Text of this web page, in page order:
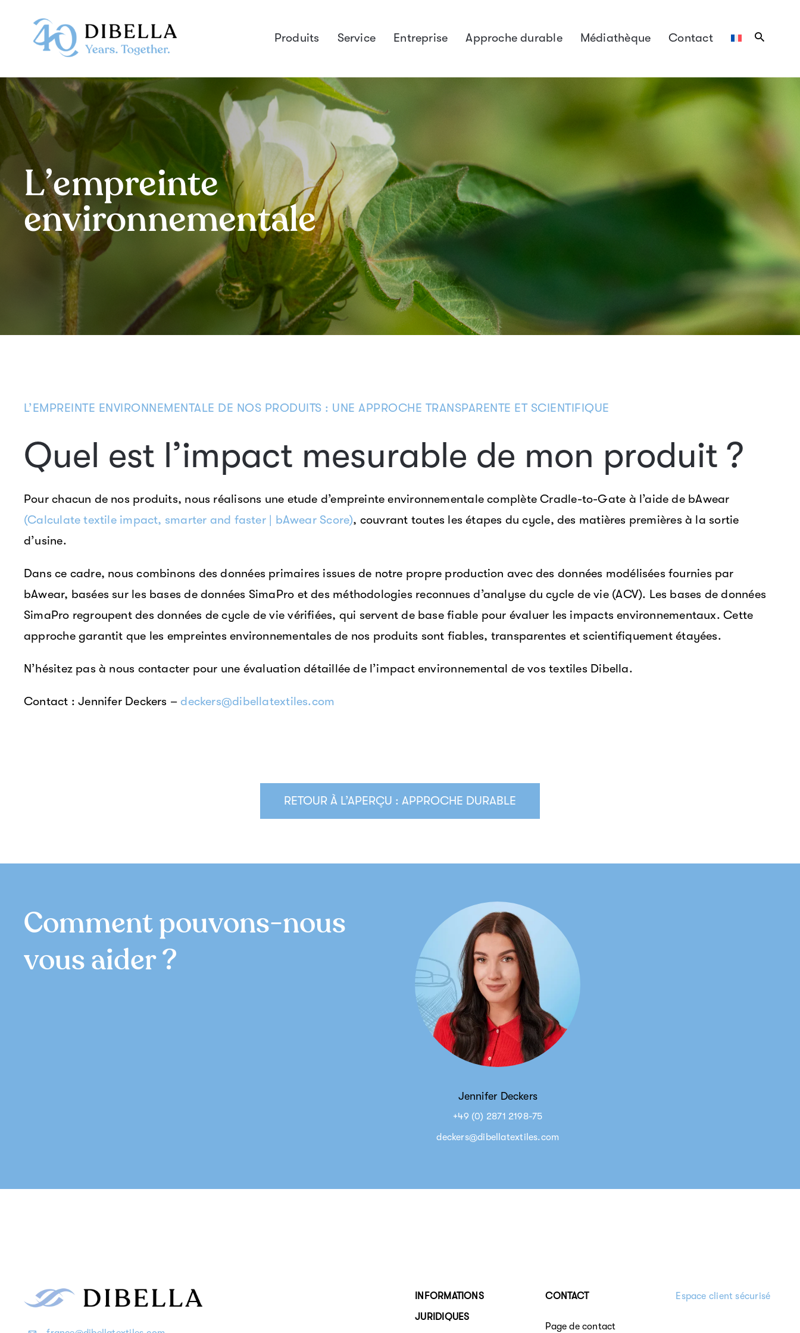
Produits Service Entreprise Approche durable Médiathèque Contact
L’empreinte
environnementale
L’EMPREINTE ENVIRONNEMENTALE DE NOS PRODUITS : UNE APPROCHE TRANSPARENTE ET SCIENTIFIQUE
Quel est l’impact mesurable de mon produit ?
Pour chacun de nos produits, nous réalisons une etude d’empreinte environnementale complète Cradle-to-Gate à l’aide de bAwear
(Calculate textile impact, smarter and faster | bAwear Score), couvrant toutes les étapes du cycle, des matières premières à la sortie
d’usine.
Dans ce cadre, nous combinons des données primaires issues de notre propre production avec des données modélisées fournies par
bAwear, basées sur les bases de données SimaPro et des méthodologies reconnues d’analyse du cycle de vie (ACV). Les bases de données
SimaPro regroupent des données de cycle de vie vérifiées, qui servent de base fiable pour évaluer les impacts environnementaux. Cette
approche garantit que les empreintes environnementales de nos produits sont fiables, transparentes et scientifiquement étayées.
N’hésitez pas à nous contacter pour une évaluation détaillée de l’impact environnemental de vos textiles Dibella.
Contact : Jennifer Deckers –deckers@dibellatextiles.com
RETOUR À L’APERÇU : APPROCHE DURABLE
Comment pouvons-nous
vous aider ?
Jennifer Deckers
+49 (0) 2871 2198-75
deckers@dibellatextiles.com
INFORMATIONS
JURIDIQUES
CONTACT
Page de contact
Espace client sécurisé